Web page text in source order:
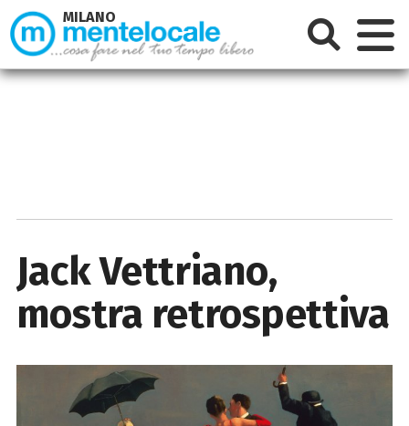
Jack Vettriano,
mostra retrospettiva
MILANO